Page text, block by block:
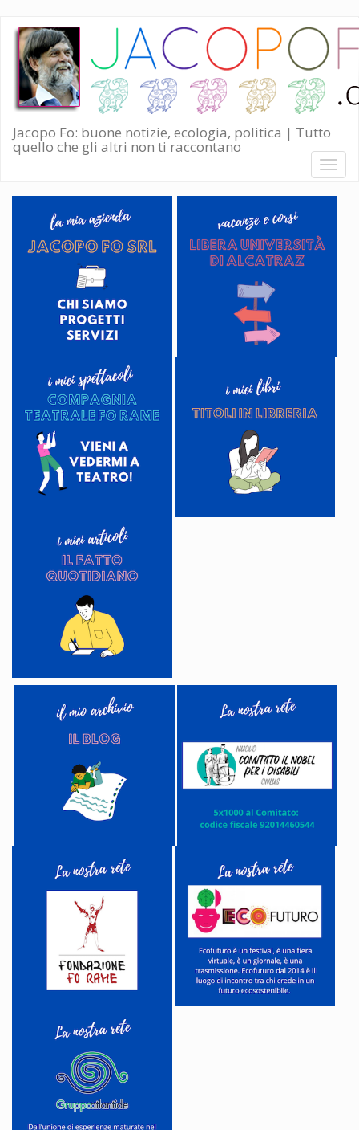
Salta
contenuto
principale
Jacopo Fo: buone notizie, ecologia, politica | Tutto
quello che gli altri non ti raccontano
Toggle